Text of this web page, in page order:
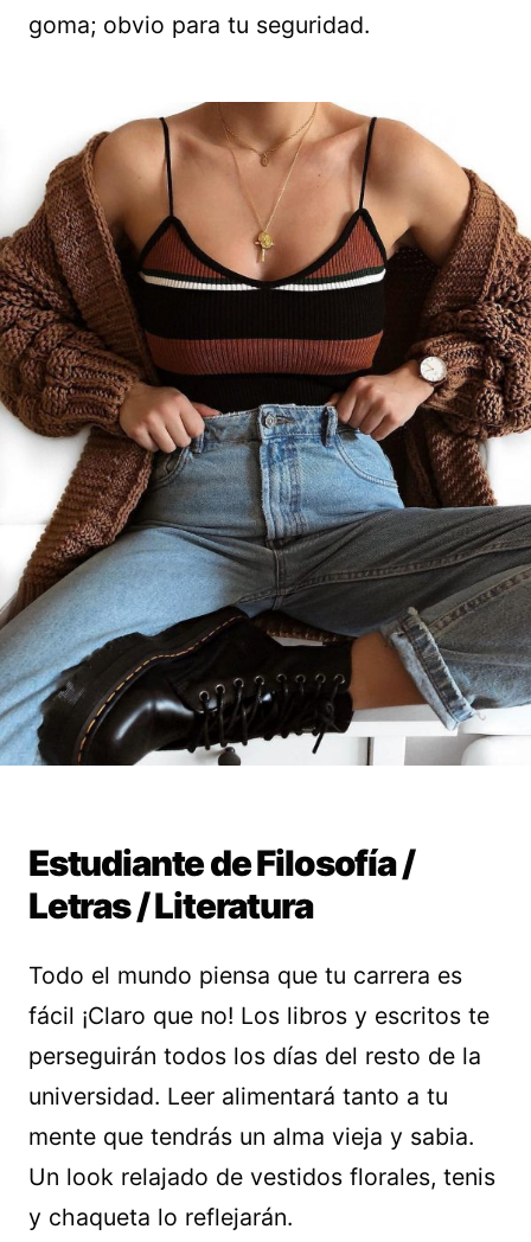
goma; obvio para tu seguridad.
Estudiante de Filosofía /
Letras / Literatura
Todo el mundo piensa que tu carrera es
fácil ¡Claro que no! Los libros y escritos te
perseguirán todos los días del resto de la
universidad. Leer alimentará tanto a tu
mente que tendrás un alma vieja y sabia.
Un look relajado de vestidos florales, tenis
y chaqueta lo reflejarán.